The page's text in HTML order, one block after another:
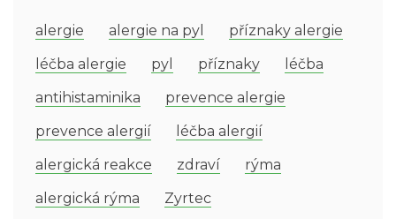
alergie alergie na pyl
příznaky alergie
léčba alergie
pyl příznaky
léčba
antihistaminika
prevence alergie
prevence alergií
léčba alergií
alergická reakce
zdraví
rýma
alergická rýma
Zyrtec